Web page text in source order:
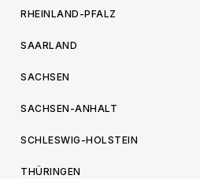
RHEINLAND-PFALZ
SAARLAND
SACHSEN
SACHSEN-ANHALT
SCHLESWIG-HOLSTEIN
THÜRINGEN